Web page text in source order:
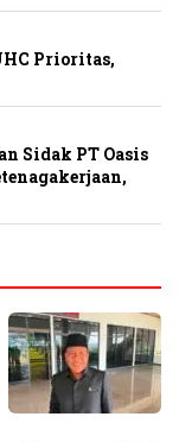
Prioritas,
Sidak PT Oasis